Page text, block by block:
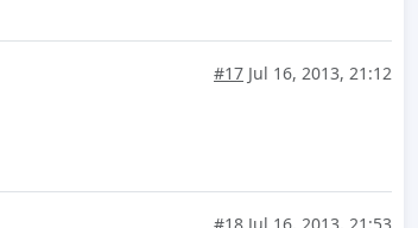
#17 Jul 16, 2013, 21:12